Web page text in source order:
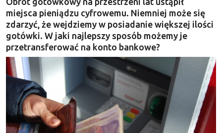
miejsca pieniądzu cyfrowemu. Niemniej może się
zdarzyć, że wejdziemy w posiadanie większej ilości
gotówki. W jaki najlepszy sposób możemy je
przetransferować na konto bankowe?